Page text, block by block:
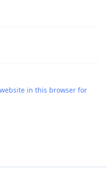
in this browser for